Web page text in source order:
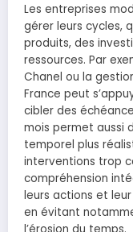
Les entreprises
gérer leurs cycles,
produits, des
ressources. Par
Chanel ou la
France peut
cibler des
mois permet aussi
temporel plus
interventions trop
compréhension
leurs actions et
en évitant
l’érosion du temps.